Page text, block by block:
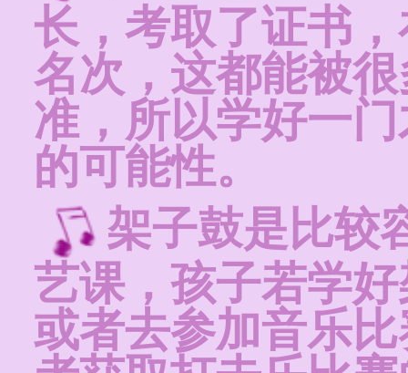
长，考取了证书
名次，这都能被
准，所以学好一
的可能性。
架子鼓是比较
艺课，孩子若学
或者去参加音乐